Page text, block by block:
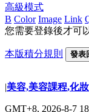
高級模式
B Color Image Link
您需要登錄後才可
本版積分規則 發表
|美容,美容課程,化
GMT+8, 2026-8-7